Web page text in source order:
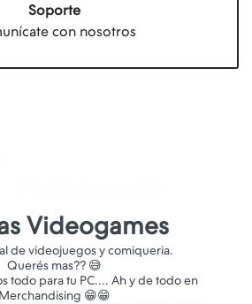
Soporte
con nosotros
Videogames
de videojuegos y comiqueria.
Querés mas?? 😅
todo para tu PC.... Ah y de todo en
Merchandising 😁😁